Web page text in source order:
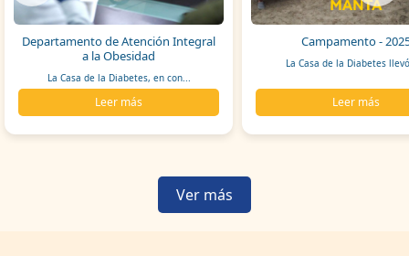
Departamento de Atención Integral
a la Obesidad
La Casa de la Diabetes, en con...
Leer más
Campamento -
La Casa de la Diabetes
Leer más
Ver más